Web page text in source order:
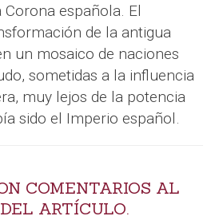
española. El
de la antigua
un mosaico de naciones
sometidas a la influencia
muy lejos de la potencia
sido el Imperio español.
COMENTARIOS AL
ARTÍCULO.